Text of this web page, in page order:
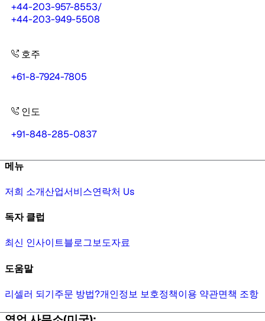
+44-203-957-8553/
+44-203-949-5508
호주
+61-8-7924-7805
인도
+91-848-285-0837
메뉴
저희 소개산업서비스연락처 Us
독자 클럽
최신 인사이트블로그보도자료
도움말
리셀러 되기주문 방법?개인정보 보호정책이용 약관면책 조항